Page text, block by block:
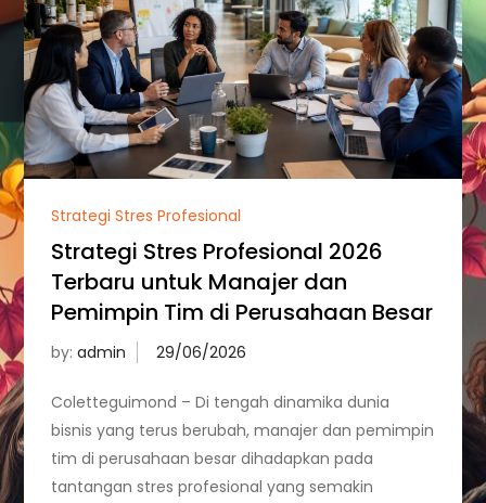
Strategi Stres Profesional
Strategi Stres Profesional 2026
Terbaru untuk Manajer dan
Pemimpin Tim di Perusahaan Besar
by:admin
Coletteguimond – Di tengah dinamika dunia
bisnis yang terus berubah, manajer dan pemimpin
tim di perusahaan besar dihadapkan pada
tantangan stres profesional yang semakin